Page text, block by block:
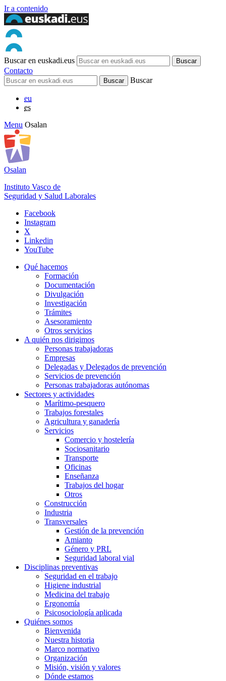
Ir a contenido
Buscar en euskadi.eus
Contacto
Buscar
eu
es
Menu Osalan
Osalan
Instituto Vasco de
Seguridad y Salud Laborales
Facebook
Instagram
X
Linkedin
YouTube
Qué hacemos
Formación
Documentación
Divulgación
Investigación
Trámites
Asesoramiento
Otros servicios
A quién nos dirigimos
Personas trabajadoras
Empresas
Delegadas y Delegados de prevención
Servicios de prevención
Personas trabajadoras autónomas
Sectores y actividades
Marítimo-pesquero
Trabajos forestales
Agricultura y ganadería
Servicios
Comercio y hostelería
Sociosanitario
Transporte
Oficinas
Enseñanza
Trabajos del hogar
Otros
Construcción
Industria
Transversales
Gestión de la prevención
Amianto
Género y PRL
Seguridad laboral vial
Disciplinas preventivas
Seguridad en el trabajo
Higiene industrial
Medicina del trabajo
Ergonomía
Psicosociología aplicada
Quiénes somos
Bienvenida
Nuestra historia
Marco normativo
Organización
Misión, visión y valores
Dónde estamos